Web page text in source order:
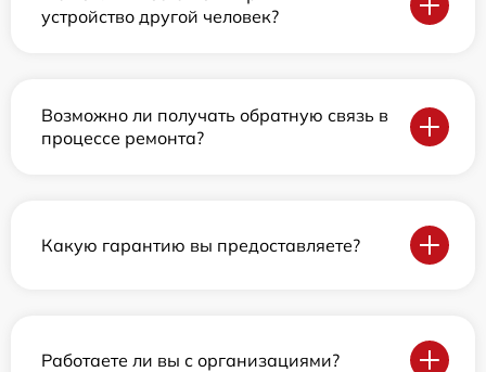
устройство другой человек?
Возможно ли получать обратную связь в
процессе ремонта?
Какую гарантию вы предоставляете?
Работаете ли вы с организациями?